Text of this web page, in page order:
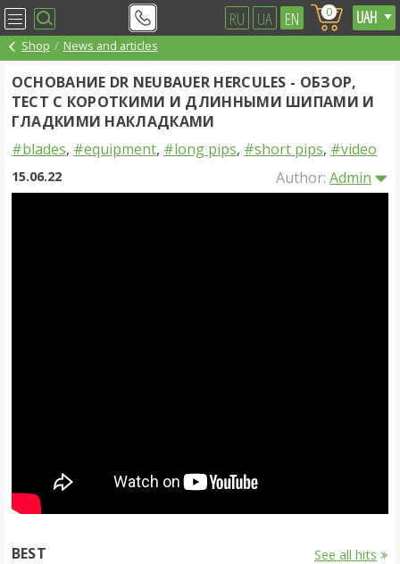
RU UA EN 0
Shop News and articles
ОСНОВАНИЕ DR NEUBAUER HERCULES - ОБЗОР,
ТЕСТ С КОРОТКИМИ И ДЛИННЫМИ ШИПАМИ И
ГЛАДКИМИ НАКЛАДКАМИ
#blades, #equipment, #long pips, #short pips, #video
15.06.22 Author:Admin
BEST See all hits